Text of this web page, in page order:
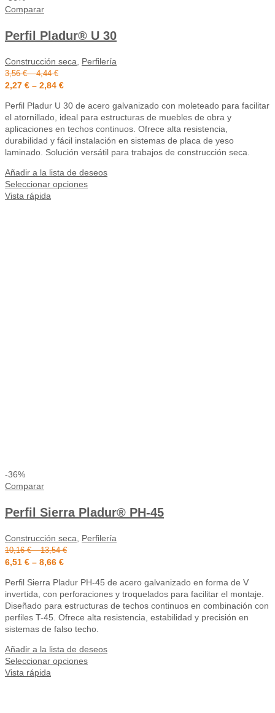
Comparar
Perfil Pladur® U 30
Construcción seca Perfilería
3,56€–4,44€
2,27 € – 2,84 €
Perfil Pladur U 30 de acero galvanizado con moleteado para facilitar
el atornillado, ideal para estructuras de muebles de obra y
aplicaciones en techos continuos. Ofrece alta resistencia,
durabilidad y fácil instalación en sistemas de placa de yeso
laminado. Solución versátil para trabajos de construcción seca.
Añadir a la lista de deseos
Seleccionar opciones
Vista rápida
-36%
Comparar
Perfil Sierra Pladur® PH-45
Construcción seca Perfilería
10,16€–13,54€
6,51 € – 8,66 €
Perfil Sierra Pladur PH-45 de acero galvanizado en forma de V
invertida, con perforaciones y troquelados para facilitar el montaje.
Diseñado para estructuras de techos continuos en combinación con
perfiles T-45. Ofrece alta resistencia, estabilidad y precisión en
sistemas de falso techo.
Añadir a la lista de deseos
Seleccionar opciones
Vista rápida